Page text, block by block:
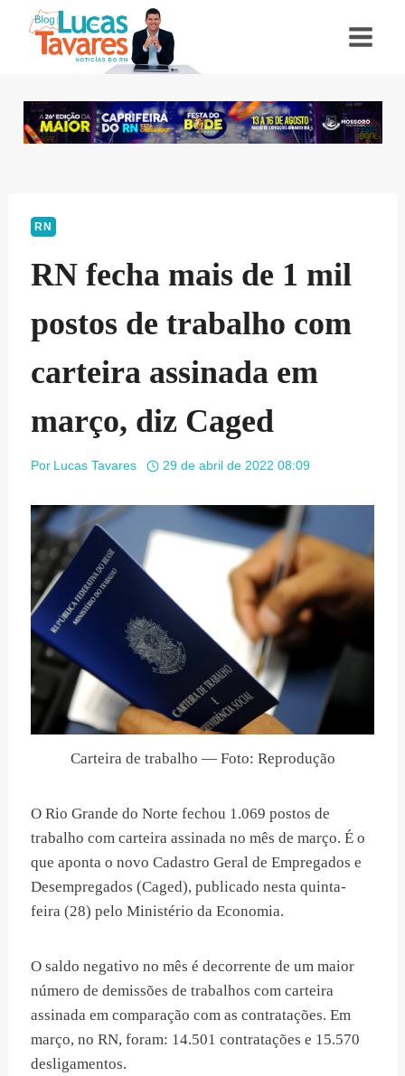
RN
RN fecha mais de 1 mil
postos de trabalho com
carteira assinada em
março, diz Caged
Por Lucas Tavares 29 de abril de 2022 08:09
Carteira de trabalho — Foto: Reprodução
O Rio Grande do Norte fechou 1.069 postos de
trabalho com carteira assinada no mês de março. É o
que aponta o novo Cadastro Geral de Empregados e
Desempregados (Caged), publicado nesta quinta-
feira (28) pelo Ministério da Economia.
O saldo negativo no mês é decorrente de um maior
número de demissões de trabalhos com carteira
assinada em comparação com as contratações. Em
março, no RN, foram: 14.501 contratações e 15.570
desligamentos.